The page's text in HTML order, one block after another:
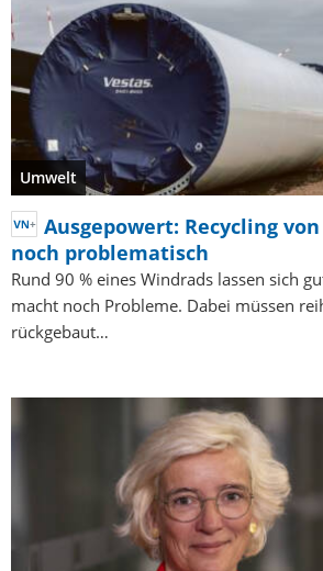
Umwelt
Ausgepowert: Recycling
noch problematisch
Rund 90 % eines Windrads lassen sich
macht noch Probleme. Dabei müssen
rückgebaut…